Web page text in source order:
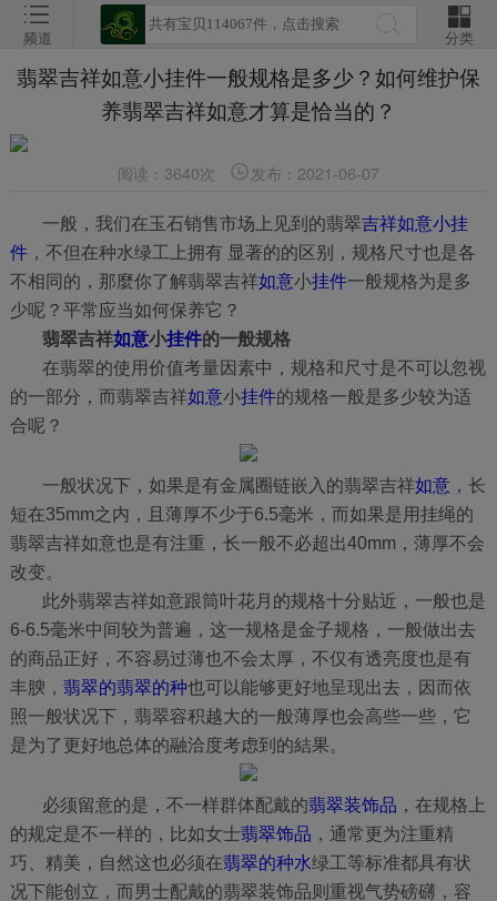
频道 分类
翡翠吉祥如意小挂件一般规格是多少？如何维护保
养翡翠吉祥如意才算是恰当的？
阅读：3640次 发布：2021-06-07
一般，我们在玉石销售市场上见到的翡翠吉祥如意小挂
件，不但在种水绿工上拥有 显著的的区别，规格尺寸也是各
不相同的，那麼你了解翡翠吉祥如意小挂件一般规格为是多
少呢？平常应当如何保养它？
翡翠吉祥如意小挂件的一般规格
在翡翠的使用价值考量因素中，规格和尺寸是不可以忽视
的一部分，而翡翠吉祥如意小挂件的规格一般是多少较为适
合呢？
一般状况下，如果是有金属圈链嵌入的翡翠吉祥如意，长
短在35mm之内，且薄厚不少于6.5毫米，而如果是用挂绳的
翡翠吉祥如意也是有注重，长一般不必超出40mm，薄厚不会
改变。
此外翡翠吉祥如意跟筒叶花月的规格十分贴近，一般也是
6-6.5毫米中间较为普遍，这一规格是金子规格，一般做出去
的商品正好，不容易过薄也不会太厚，不仅有透亮度也是有
丰腴， 翡翠的翡翠的种也可以能够更好地呈现出去，因而依
照一般状况下，翡翠容积越大的一般薄厚也会高些一些，它
是为了更好地总体的融洽度考虑到 的結果。
必须留意的是，不一样群体配戴的翡翠装饰品 ，在规格上
的规定是不一样的，比如女士翡翠饰品 ，通常更为注重精
巧、精美，自然这也必须在翡翠的种水绿工等标准都具有状
况下能创立，而男士配戴的翡翠装饰品则重视气势磅礴，容